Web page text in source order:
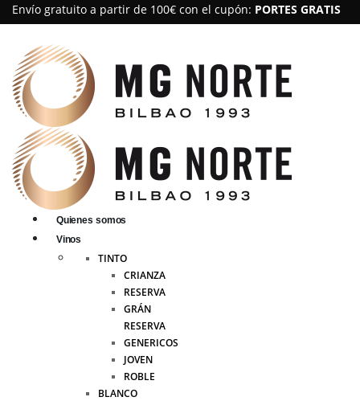
Envío gratuito a partir de 100€ con el cupón: PORTES GRATIS
Quienes somos
Vinos
TINTO
CRIANZA
RESERVA
GRÁN
RESERVA
GENERICOS
JOVEN
ROBLE
BLANCO